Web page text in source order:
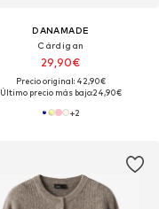
DANAMADE
Cárdigan
29,90€
Precio original: 42,90€
Último precio más bajo:24,90€
+2